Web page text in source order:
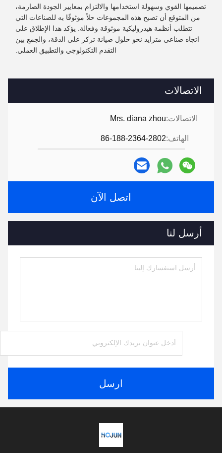
الاتصالات
الاتصالات:Mrs. diana zhou
الهاتف:86-188-2364-2802
اتصل الآن
أرسل لنا
ارسل
تصميمها القوي وسهولة استخدامها والالتزام بمعايير الجودة الصارمة،
من المتوقع أن تصبح هذه المجموعات حلاً موثوقًا به للصناعات التي
تتطلب أنظمة هيدروليكية موثوقة وفعالة. يؤكد هذا الإطلاق على
اتجاه صناعي متزايد نحو حلول صيانة تركز على الدقة، والجمع بين
التقدم التكنولوجي والتطبيق العملي.